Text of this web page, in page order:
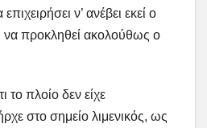
ν’ ανέβει εκεί ο
να προκληθεί ακολούθως ο
το πλοίο δεν είχε
στο σημείο λιμενικός, ως